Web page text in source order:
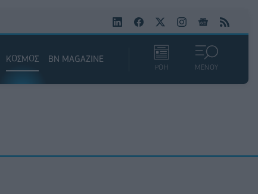
ΚΟΣΜΟΣ BN MAGAZINE
ΡΟΗ ΜΕΝΟΥ